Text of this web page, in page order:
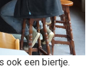
ook een biertje.